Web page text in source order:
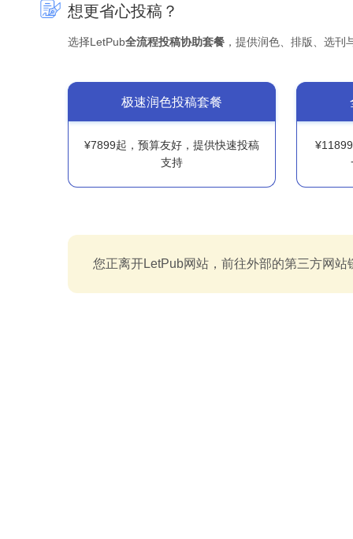
想更省心投稿？
选择LetPub全流程投稿协助套餐 ，提供润色、排版、选
极速润色投稿套餐
¥7899起，预算友好，提供快速投稿
支持
您正离开LetPub网站，前往外部的第三方网